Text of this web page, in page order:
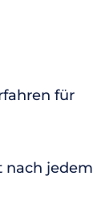
für
nach jedem